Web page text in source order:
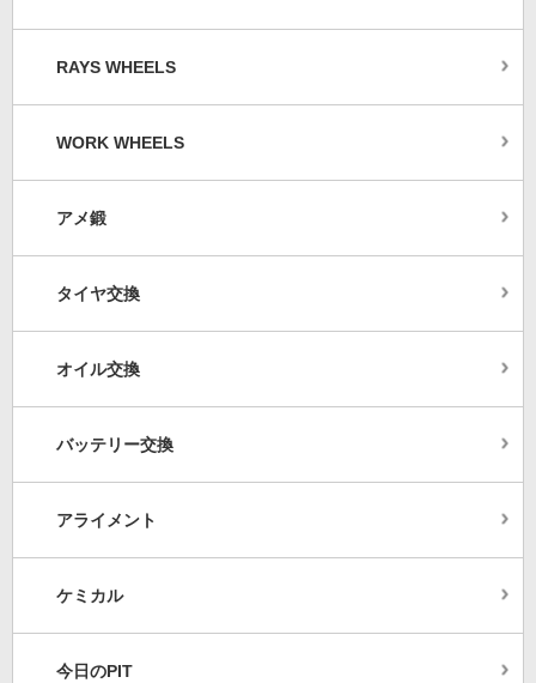
RAYS WHEELS
WORK WHEELS
アメ鍛
タイヤ交換
オイル交換
バッテリー交換
アライメント
ケミカル
今日のPIT